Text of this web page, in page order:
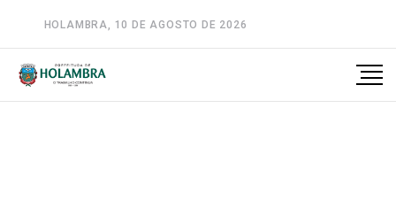
HOLAMBRA, 10 DE AGOSTO DE 2026